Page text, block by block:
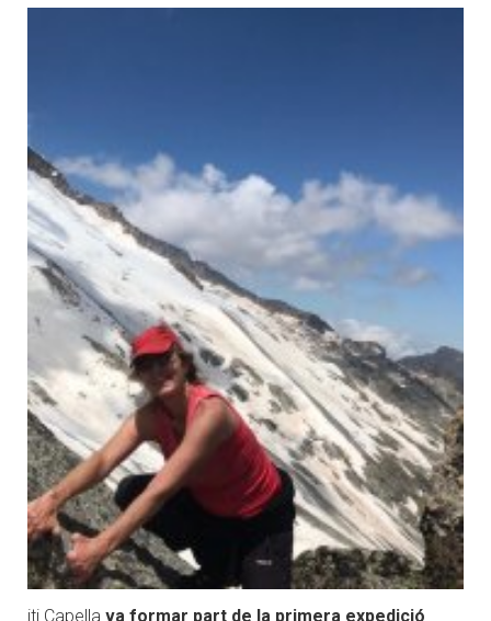
iti Capella va formar part de la primera expedició